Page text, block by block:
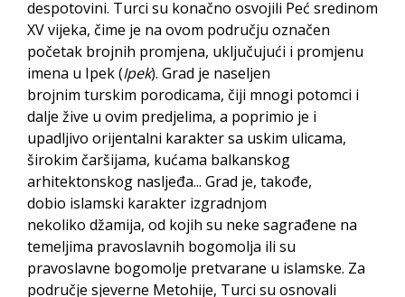
despotovini. Turci su konačno osvojili Peć sredinom
XV vijeka, čime je na ovom području označen
početak brojnih promjena, uključujući i promjenu
imena u Ipek (Ipek). Grad je naseljen
brojnim turskim porodicama, čiji mnogi potomci i
dalje žive u ovim predjelima, a poprimio je i
upadljivo orijentalni karakter sa uskim ulicama,
širokim čaršijama, kućama balkanskog
arhitektonskog nasljeđa... Grad je, takođe,
dobio islamski karakter izgradnjom
nekoliko džamija, od kojih su neke sagrađene na
temeljima pravoslavnih bogomolja ili su
pravoslavne bogomolje pretvarane u islamske. Za
područje sjeverne Metohije, Turci su osnovali